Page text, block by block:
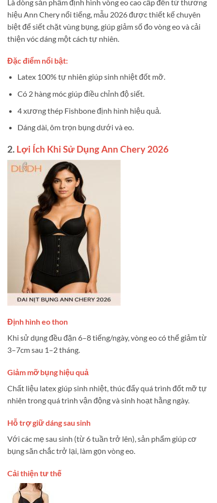
Là dòng sản phẩm định hình vòng eo cao cấp đến từ thương
hiệu Ann Chery nổi tiếng, mẫu 2026 được thiết kế chuyên
biệt để siết chặt vùng bụng, giúp giảm số đo vòng eo và cải
thiện vóc dáng một cách tự nhiên.
Đặc điểm nổi bật:
Latex 100% tự nhiên giúp sinh nhiệt đốt mỡ.
Có 2 hàng móc giúp điều chỉnh độ siết.
4 xương thép Fishbone định hình hiệu quả.
Dáng dài, ôm trọn bụng dưới và eo.
2. Lợi Ích Khi Sử Dụng Ann Chery 2026
Định hình eo thon
Khi sử dụng đều đặn 6–8 tiếng/ngày, vòng eo có thể giảm từ
3–7cm sau 1–2 tháng.
Giảm mỡ bụng hiệu quả
Chất liệu latex giúp sinh nhiệt, thúc đẩy quá trình đốt mỡ tự
nhiên trong quá trình vận động và sinh hoạt hằng ngày.
Hỗ trợ giữ dáng sau sinh
Với các mẹ sau sinh (từ 6 tuần trở lên), sản phẩm giúp cơ
bụng săn chắc trở lại, làm gọn vòng eo.
Cải thiện tư thế